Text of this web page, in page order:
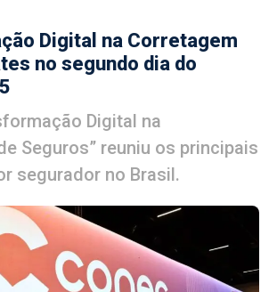
Digital na Corretagem
no segundo dia do
Digital na
Seguros” reuniu os principais
segurador no Brasil.